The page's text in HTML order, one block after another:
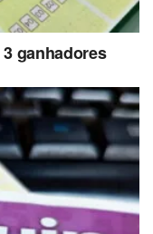
ganhadores